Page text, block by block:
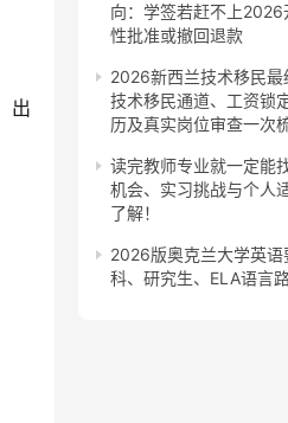
出
向：学签若赶不上2026
性批准或撤回退款
2026新西兰技术移民
技术移民通道、工资锁
历及真实岗位审查一次
读完教师专业就一定能
机会、实习挑战与个人
了解！
2026版奥克兰大学英语
科、研究生、ELA语言